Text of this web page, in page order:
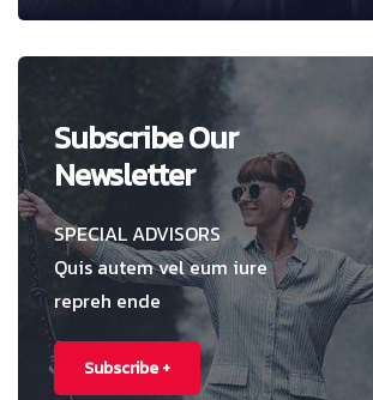
Subscribe Our
Newsletter
SPECIAL ADVISORS
Quis autem vel eum iure
repreh ende
Subscribe +